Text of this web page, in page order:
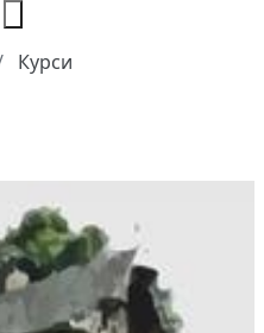
Курси